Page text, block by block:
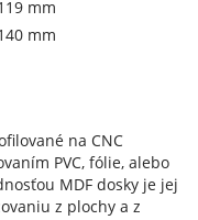
mm
mm
na CNC
PVC, fólie, alebo
MDF dosky je jej
z plochy a z